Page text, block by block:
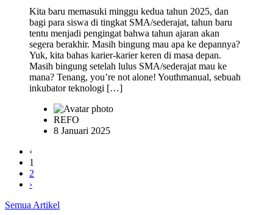
Kita baru memasuki minggu kedua tahun 2025, dan
bagi para siswa di tingkat SMA/sederajat, tahun baru
tentu menjadi pengingat bahwa tahun ajaran akan
segera berakhir. Masih bingung mau apa ke depannya?
Yuk, kita bahas karier-karier keren di masa depan.
Masih bingung setelah lulus SMA/sederajat mau ke
mana? Tenang, you’re not alone! Youthmanual, sebuah
inkubator teknologi […]
REFO
8 Januari 2025
‹
1
2
›
Semua Artikel